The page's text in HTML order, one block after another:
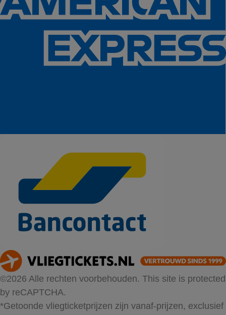
©2026 Alle rechten voorbehouden. This site is protected
by reCAPTCHA.
*Getoonde vliegticketprijzen zijn vanaf-prijzen, exclusief